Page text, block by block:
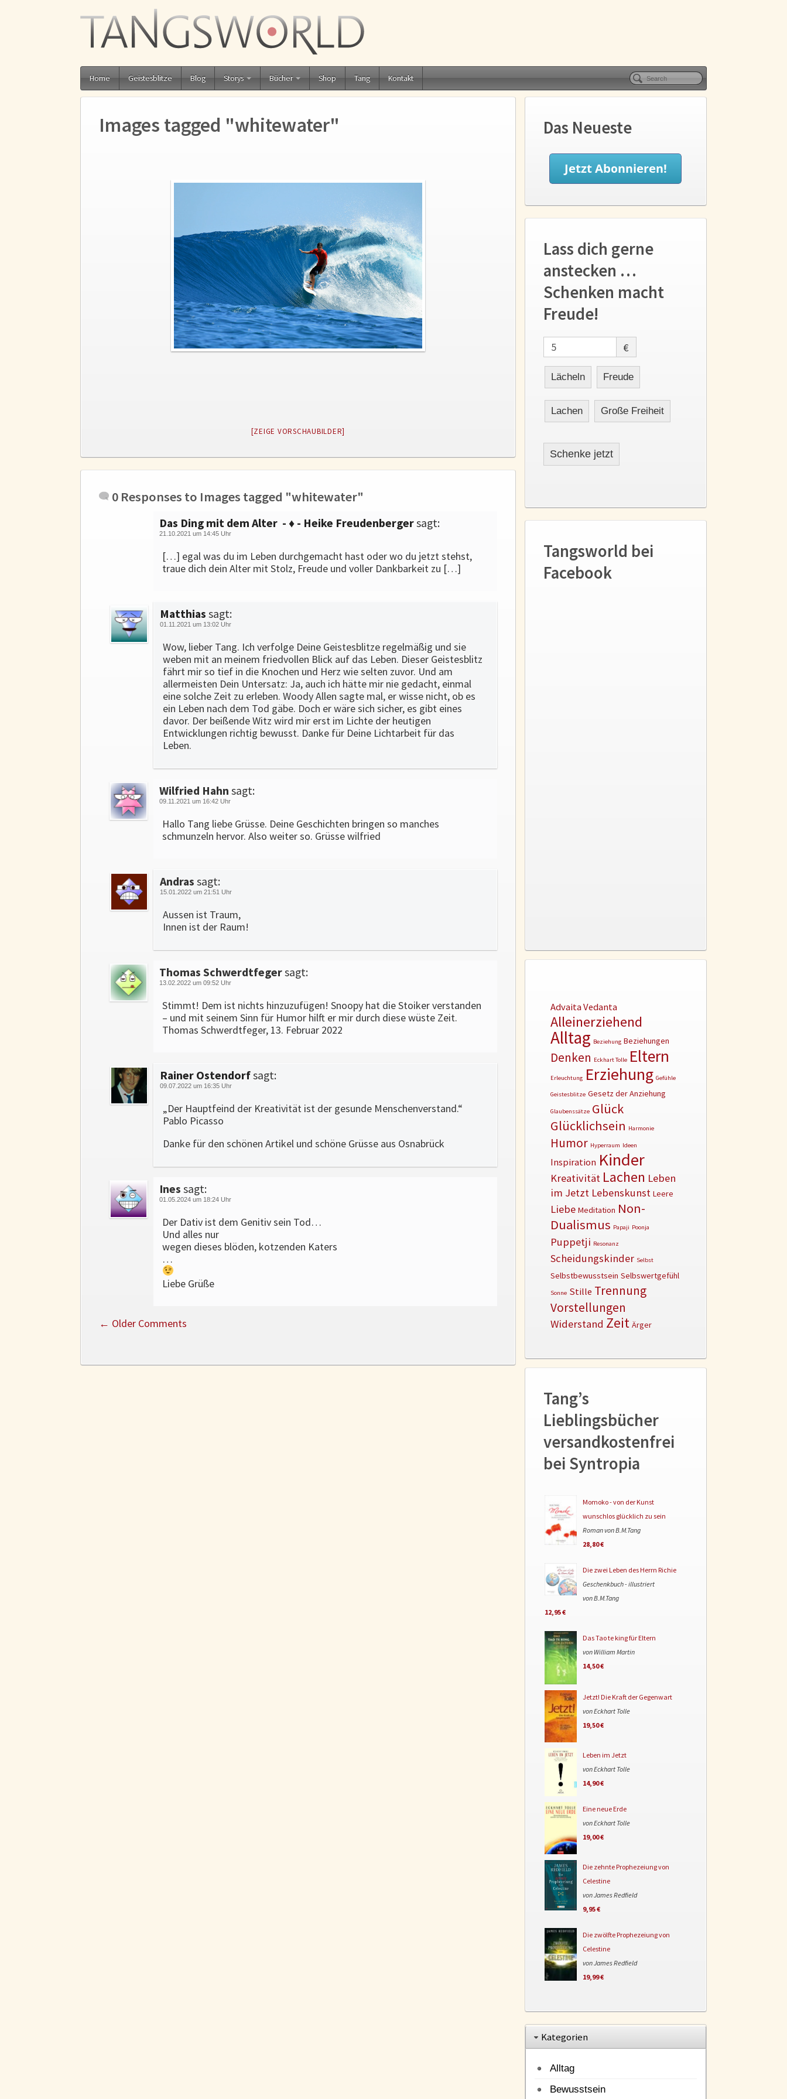
Home Geistesblitze Blog Storys Bücher Shop Tang Kontakt
Images tagged "whitewater"
[ZEIGE VORSCHAUBILDER]
0 Responses to Images tagged "whitewater"
Das Ding mit dem Alter - ♦ - Heike Freudenbergersagt:
21.10.2021 um 14:45 Uhr
[…] egal was du im Leben durchgemacht hast oder wo du jetzt stehst,
traue dich dein Alter mit Stolz, Freude und voller Dankbarkeit zu […]
Matthias sagt:
01.11.2021 um 13:02 Uhr
Wow, lieber Tang. Ich verfolge Deine Geistesblitze regelmäßig und sie
weben mit an meinem friedvollen Blick auf das Leben. Dieser Geistesblitz
fährt mir so tief in die Knochen und Herz wie selten zuvor. Und am
allermeisten Dein Untersatz: Ja, auch ich hätte mir nie gedacht, einmal
eine solche Zeit zu erleben. Woody Allen sagte mal, er wisse nicht, ob es
ein Leben nach dem Tod gäbe. Doch er wäre sich sicher, es gibt eines
davor. Der beißende Witz wird mir erst im Lichte der heutigen
Entwicklungen richtig bewusst. Danke für Deine Lichtarbeit für das
Leben.
Wilfried Hahn sagt:
09.11.2021 um 16:42 Uhr
Hallo Tang liebe Grüsse. Deine Geschichten bringen so manches
schmunzeln hervor. Also weiter so. Grüsse wilfried
Andras sagt:
15.01.2022 um 21:51 Uhr
Aussen ist Traum,
Innen ist der Raum!
Thomas Schwerdtfegersagt:
13.02.2022 um 09:52 Uhr
Stimmt! Dem ist nichts hinzuzufügen! Snoopy hat die Stoiker verstanden
– und mit seinem Sinn für Humor hilft er mir durch diese wüste Zeit.
Thomas Schwerdtfeger, 13. Februar 2022
Rainer Ostendorfsagt:
09.07.2022 um 16:35 Uhr
„Der Hauptfeind der Kreativität ist der gesunde Menschenverstand.“
Pablo Picasso
Danke für den schönen Artikel und schöne Grüsse aus Osnabrück
Ines sagt:
01.05.2024 um 18:24 Uhr
Der Dativ ist dem Genitiv sein Tod…
Und alles nur
wegen dieses blöden, kotzenden Katers
…
Liebe Grüße
← Older Comments
Das Neueste
Lass dich gerne
anstecken …
Schenken macht
Freude!
€
Lächeln Freude
Lachen Große Freiheit
Schenke jetzt
Tangsworld bei
Facebook
Advaita Vedanta
Alleinerziehend
Alltag Beziehung Beziehungen
Denken Eckhart Tolle Eltern
Erleuchtung Erziehung Gefühle
Geistesblitze Gesetz der Anziehung
Glaubenssätze Glück
Glücklichsein Harmonie
Humor Hyperraum Ideen
Inspiration Kinder
Kreativität Lachen Leben
im Jetzt Lebenskunst Leere
Liebe Meditation Non-
Dualismus Papaji Poonja
Puppetji Resonanz
Scheidungskinder Selbst
Selbstbewusstsein Selbswertgefühl
Sonne Stille Trennung
Vorstellungen
Widerstand Zeit Ärger
Tang’s
Lieblingsbücher
versandkostenfrei
bei Syntropia
Momoko - von der Kunst
wunschlos glücklich zu sein
Roman von B.M.Tang
28,80 €
Die zwei Leben des Herrn Richie
Geschenkbuch - illustriert
von B.M.Tang
12,95 €
Das Tao te king für Eltern
von William Martin
14,50 €
Jetzt! Die Kraft der Gegenwart
von Eckhart Tolle
19,50 €
Leben im Jetzt
von Eckhart Tolle
14,90 €
Eine neue Erde
von Eckhart Tolle
19,00 €
Die zehnte Prophezeiung von
Celestine
von James Redfield
9,95 €
Die zwölfte Prophezeiung von
Celestine
von James Redfield
19,99 €
Kategorien
Alltag
Bewusstsein